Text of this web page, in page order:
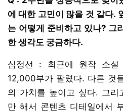
에 대한 고민이 많을 것 같다.
는 어떻게 준비하고 있나? 그
한 생각도 궁금하다.
심정선 : 최근에 원작 소설
12,000부가 팔렸다. 다른 것
의 가치를 높이고 싶다. 그리
만 해서 콘텐츠 디테일에서